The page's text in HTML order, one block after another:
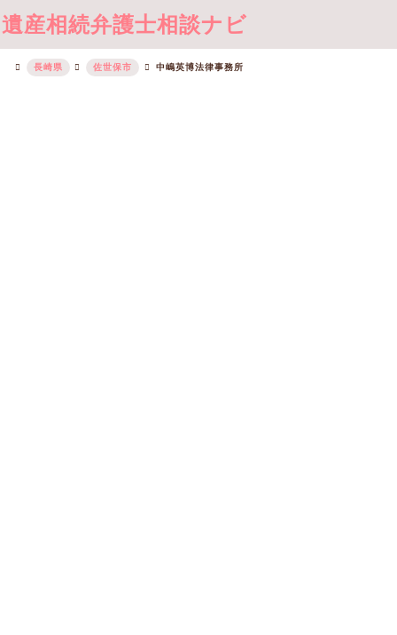
遺産相続弁護士相談ナビ
長崎県 佐世保市 中嶋英博法律事務所